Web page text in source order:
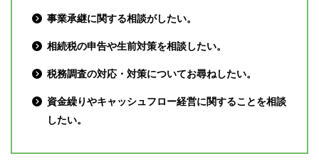
事業承継に関する相談がしたい。
相続税の申告や生前対策を相談したい。
税務調査の対応・対策についてお尋ねしたい。
資金繰りやキャッシュフロー経営に関することを相談
したい。